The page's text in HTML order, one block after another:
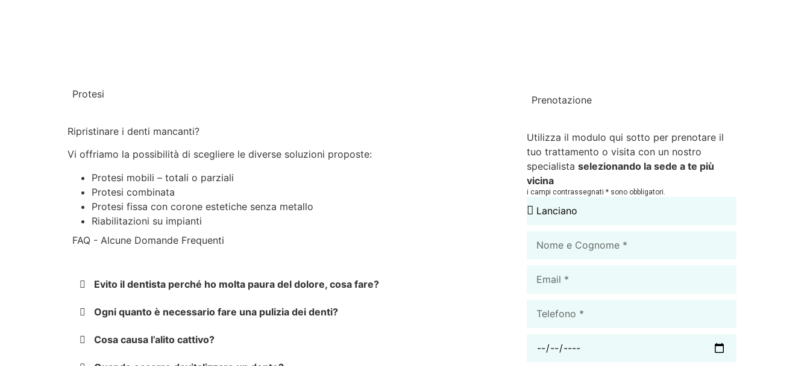
Protesi
Ripristinare i denti mancanti?
Vi offriamo la possibilità di scegliere le diverse soluzioni proposte:
Protesi mobili – totali o parziali
Protesi combinata
Protesi fissa con corone estetiche senza metallo
Riabilitazioni su impianti
FAQ - Alcune Domande Frequenti
Evito il dentista perché ho molta paura del dolore, cosa fare?
Ogni quanto è necessario fare una pulizia dei denti?
Cosa causa l’alito cattivo?
Prenotazione
Utilizza il modulo qui sotto per prenotare il
tuo trattamento o visita con un nostro
specialistaselezionando la sede a te più
vicina
i campi contrassegnati * sono obbligatori.